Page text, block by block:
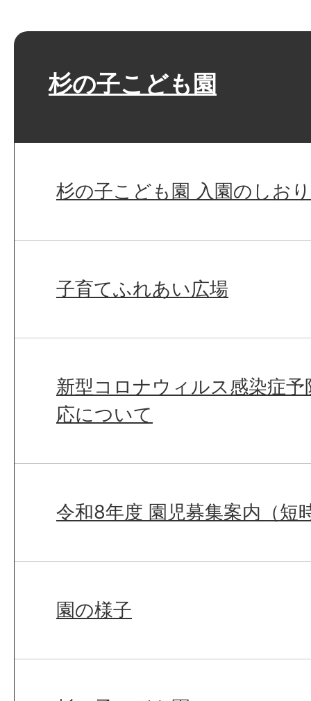
杉の子こども園
杉の子こども園 入園のしおり
子育てふれあい広場
新型コロナウィルス感染症
応について
令和8年度 園児募集案内（短
園の様子